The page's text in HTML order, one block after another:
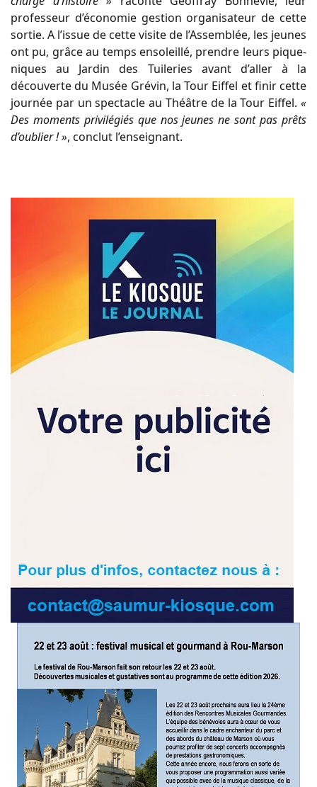
professeur d’économie gestion organisateur de cette
sortie. A l’issue de cette visite de l’Assemblée, les jeunes
ont pu, grâce au temps ensoleillé, prendre leurs pique-
niques au Jardin des Tuileries avant d’aller à la
découverte du Musée Grévin, la Tour Eiffel et finir cette
journée par un spectacle au Théâtre de la Tour Eiffel. «
Des moments privilégiés que nos jeunes ne sont pas prêts
d’oublier ! », conclut l’enseignant.